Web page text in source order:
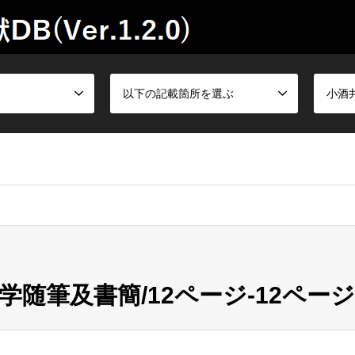
以下の記載箇所を選ぶ 小酒
筆及書簡/12ページ-12ページ